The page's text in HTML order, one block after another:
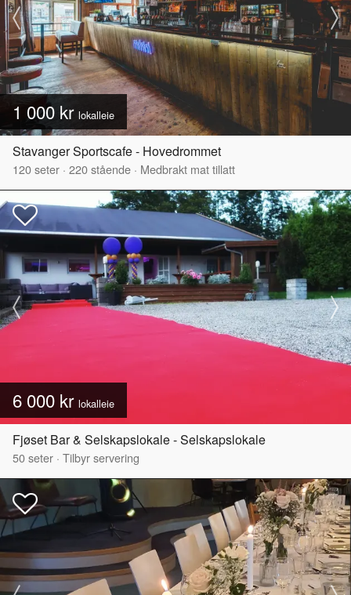
1 000 kr lokalleie
Stavanger Sportscafe - Hovedrommet
120seter · 220stående · Medbrakt mat tillatt
6 000 kr lokalleie
Fjøset Bar & Selskapslokale - Selskapslokale
50seter · Tilbyr servering